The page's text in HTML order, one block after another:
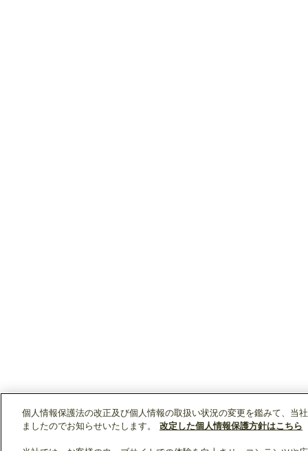
個人情報保護法の改正及び個人情報の取扱い状況の変更を鑑みて、当
ましたのでお知らせいたします。
改定した個人情報保護方針はこちら